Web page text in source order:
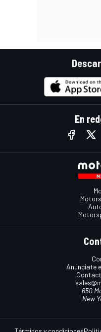
En
Anúnciate
650
New